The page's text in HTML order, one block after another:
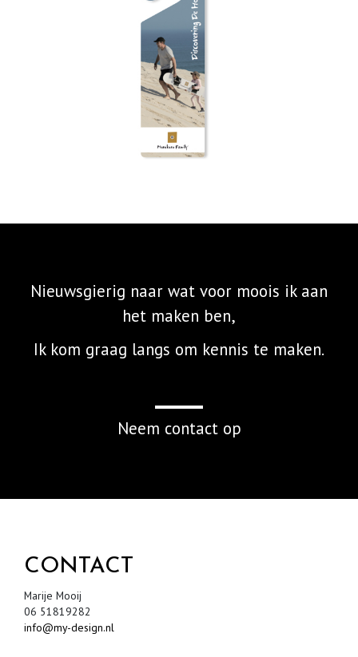
Nieuwsgierig naar wat voor moois ik aan
het maken ben,
Ik kom graag langs om kennis te maken.
Neem contact op
CONTACT
Marije Mooij
06 51819282
info@my-design.nl